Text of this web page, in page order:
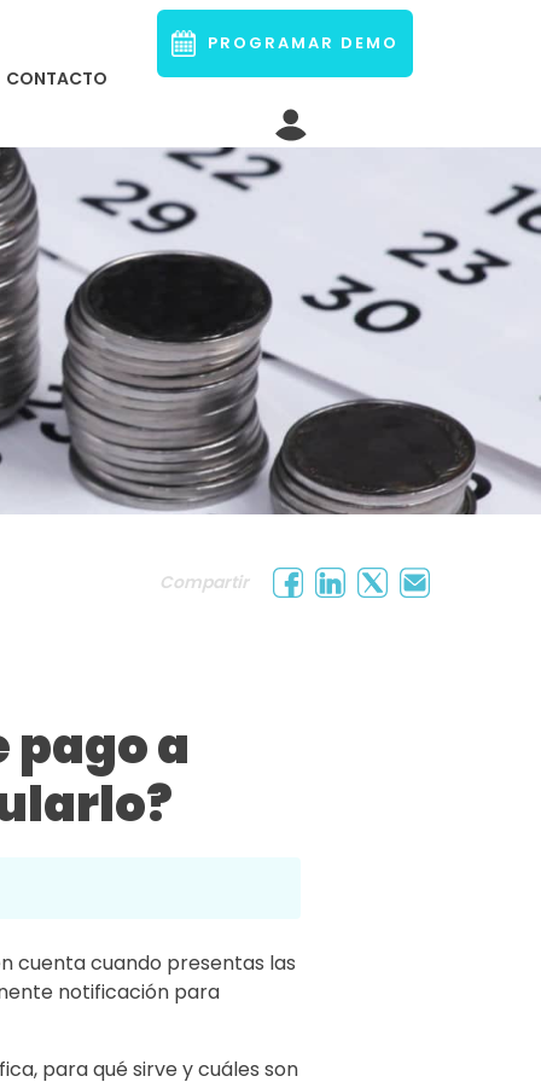
CONTACTO
PROGRAMAR DEMO
Compartir
pago a
cuenta cuando presentas las
notificación para
para qué sirve y cuáles son